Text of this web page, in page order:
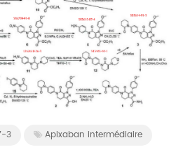
3
Apixaban intermédiaire